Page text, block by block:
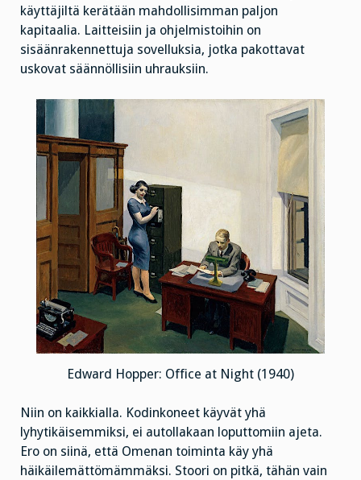
käyttäjiltä kerätään mahdollisimman paljon
kapitaalia. Laitteisiin ja ohjelmistoihin on
sisäänrakennettuja sovelluksia, jotka pakottavat
uskovat säännöllisiin uhrauksiin.
Edward Hopper: Office at Night (1940)
Niin on kaikkialla. Kodinkoneet käyvät yhä
lyhytikäisemmiksi, ei autollakaan loputtomiin ajeta.
Ero on siinä, että Omenan toiminta käy yhä
häikäilemättömämmäksi. Stoori on pitkä, tähän vain